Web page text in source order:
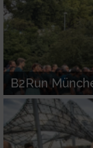
B2Run